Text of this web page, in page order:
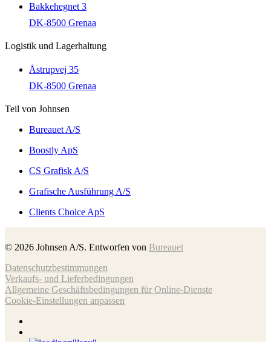
Bakkehegnet 3
DK-8500 Grenaa
Logistik und Lagerhaltung
Åstrupvej 35
DK-8500 Grenaa
Teil von Johnsen
Bureauet A/S
Boostly ApS
CS Grafisk A/S
Grafische Ausführung A/S
Clients Choice ApS
© 2026 Johnsen A/S. Entworfen von Bureauet
Datenschutzbestimmungen
Verkaufs- und Lieferbedingungen
Allgemeine Geschäftsbedingungen für Online-Dienste
Cookie-Einstellungen anpassen